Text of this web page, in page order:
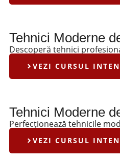
Tehnici Moderne
Descoperă tehnici
VEZI CURSUL
Tehnici Moderne
Perfecționează tehnicile
VEZI CURSUL